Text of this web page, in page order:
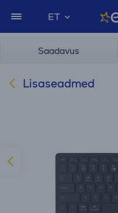
ET
Saadavus
Lisaseadmed